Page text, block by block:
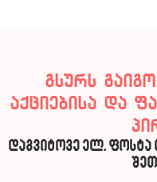
გსურს
აქციებისა და
დაგვიტოვე ელ.